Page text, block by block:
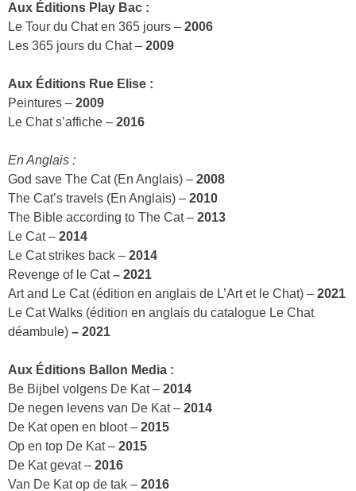
Aux Éditions Play Bac :
Le Tour du Chat en 365 jours – 2006
Les 365 jours du Chat – 2009
Aux Éditions Rue Elise :
Peintures – 2009
Le Chat s’affiche – 2016
En Anglais :
God save The Cat (En Anglais) – 2008
The Cat’s travels (En Anglais) – 2010
The Bible according to The Cat – 2013
Le Cat – 2014
Le Cat strikes back – 2014
Revenge of le Cat– 2021
Art and Le Cat (édition en anglais de L’Art et le Chat) – 2021
Le Cat Walks (édition en anglais du catalogue Le Chat
déambule) – 2021
Aux Éditions Ballon Media :
Be Bijbel volgens De Kat – 2014
De negen levens van De Kat – 2014
De Kat open en bloot – 2015
Op en top De Kat – 2015
De Kat gevat – 2016
Van De Kat op de tak – 2016